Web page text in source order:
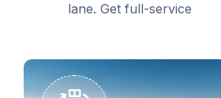
lane. Get full-service